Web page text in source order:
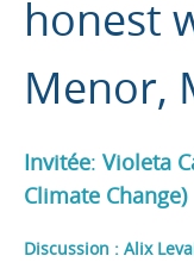
honest
Menor,
Invitée: Violeta
Climate Change)
Discussion : Alix